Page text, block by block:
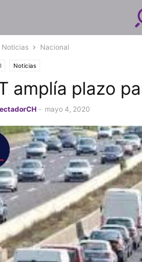
Noticias Nacional
Noticias
amplía plazo
- mayo 4, 2020